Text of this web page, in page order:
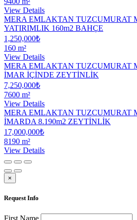
View Details
MERA EMLAKTAN TUZCUMURAT
YATIRIMLIK 160m2 BAHÇE
1,250,000₺
160 m²
View Details
MERA EMLAKTAN TUZCUMURAT
İMAR İÇİNDE ZEYTİNLİK
7,250,000₺
7600 m²
View Details
MERA EMLAKTAN TUZCUMURAT
İMARDA 8.190m2 ZEYTİNLİK
17,000,000₺
8190 m²
View Details
×
Request Info
First Name